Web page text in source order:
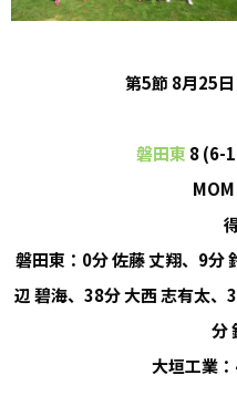
第5節 8月25
磐田東 8 (6-
磐田東：0分 佐藤 丈翔、9分
辺 碧海、38分 大西 志有太、
分
大垣工業